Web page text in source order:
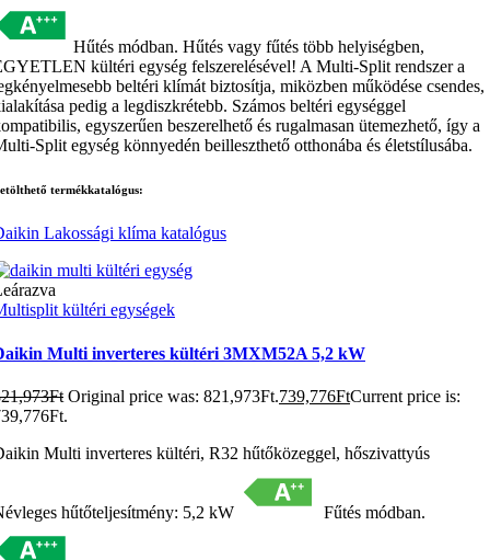
Hűtés módban. Hűtés vagy fűtés több helyiségben,
kültéri egység felszerelésével! A Multi-Split rendszer a
beltéri klímát biztosítja, miközben működése csendes,
pedig a legdiszkrétebb. Számos beltéri egységgel
egyszerűen beszerelhető és rugalmasan ütemezhető, így a
Split egység könnyedén beilleszthető otthonába és életstílusába.
termékkatalógus:
Lakossági klíma katalógus
kültéri egységek
Multi inverteres kültéri 3MXM52A 5,2 kW
Ft Original price was: 821,973Ft.739,776FtCurrent price is:
Multi inverteres kültéri, R32 hűtőközeggel, hőszivattyús
hűtőteljesítmény: 5,2 kW Fűtés módban.